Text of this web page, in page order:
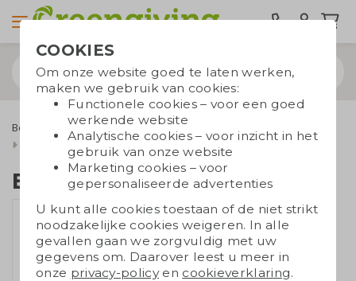
Bespaarproducten
Overige bespaarproducten
Bandenspanningsmeter
Bandenspanningsmeter
COOKIES
Om onze website goed te laten werken,
maken we gebruik van cookies:
Functionele cookies – voor een goed
werkende website
Analytische cookies – voor inzicht in het
gebruik van onze website
Marketing cookies – voor
gepersonaliseerde advertenties
U kunt alle cookies toestaan of de niet strikt
noodzakelijke cookies weigeren. In alle
gevallen gaan we zorgvuldig met uw
gegevens om. Daarover leest u meer in
onze privacy-policyen cookieverklaring.